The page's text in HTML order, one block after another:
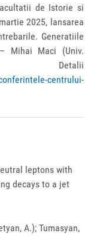
de Istorie si
2025, lansarea
Generatiile
Mihai Maci (Univ.
centrului-
leptons with
decays to a jet
A.); Tumasyan,